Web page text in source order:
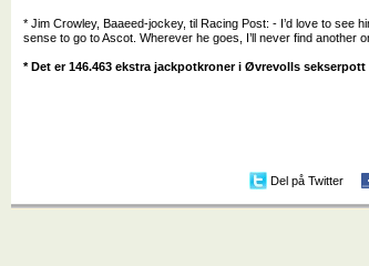
* Jim Crowley, Baaeed-jockey, til Racing Post: - I’d love to see
sense to go to Ascot. Wherever he goes, I’ll never find another
* Det er 146.463 ekstra jackpotkroner i Øvrevolls sekserpott
Del på Twitter